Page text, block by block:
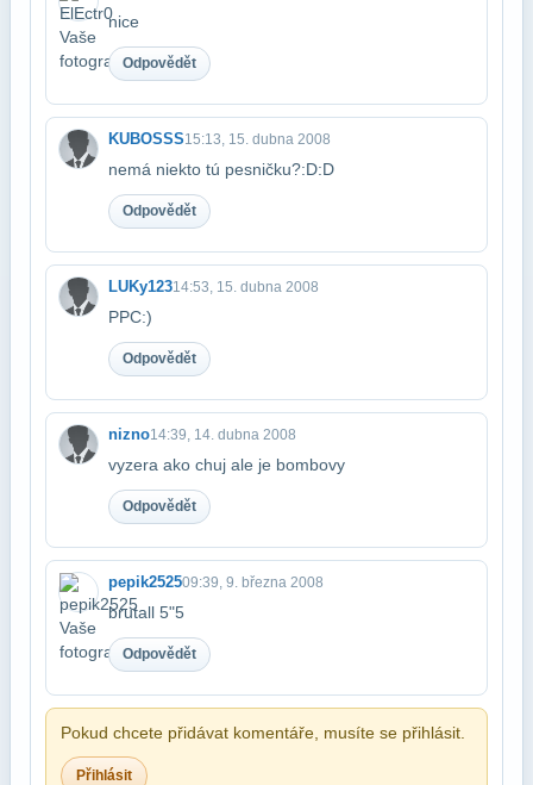
nice
Odpovědět
KUBOSSS15:13, 15. dubna 2008
nemá niekto tú pesničku?:D:D
Odpovědět
LUKy12314:53, 15. dubna 2008
PPC:)
Odpovědět
nizno14:39, 14. dubna 2008
vyzera ako chuj ale je bombovy
Odpovědět
pepik252509:39, 9. března 2008
brutall 5"5
Odpovědět
Pokud chcete přidávat komentáře, musíte se přihlásit.
Přihlásit